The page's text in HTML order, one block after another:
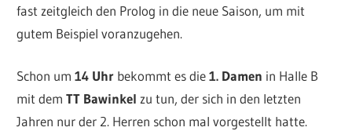
fast zeitgleich den Prolog in die neue Saison, um mit
gutem Beispiel voranzugehen.
Schon um14 Uhr bekommt es die1. Damen in Halle B
mit demTT Bawinkel zu tun, der sich in den letzten
Jahren nur der 2. Herren schon mal vorgestellt hatte.